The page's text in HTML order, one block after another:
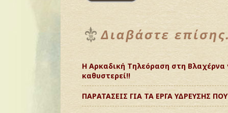
Η Αρκαδική Τηλεόραση στη
καθυστερεί!!
ΠΑΡΑΤΑΣΕΙΣ ΓΙΑ ΤΑ ΕΡΓΑ ΥΔΡΕΥΣΗΣ